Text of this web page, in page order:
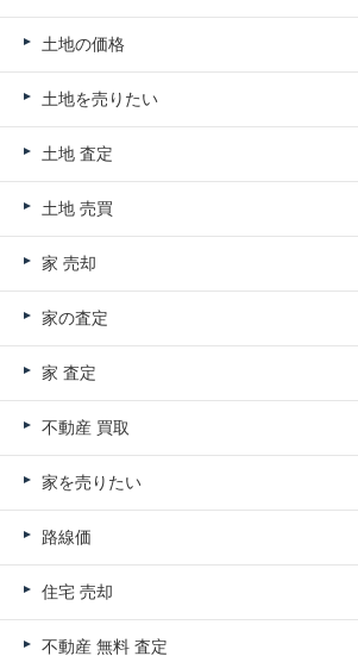
土地の価格
土地を売りたい
土地 査定
土地 売買
家 売却
家の査定
家 査定
不動産 買取
家を売りたい
路線価
住宅 売却
不動産 無料 査定